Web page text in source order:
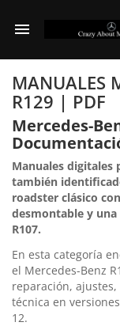

MANUALES
R129 | PDF
Mercedes-
Manuales digitales
también
roadster clásico
desmontable y
R107.
En esta categoría
el Mercedes-Benz
reparación,
técnica en
12.